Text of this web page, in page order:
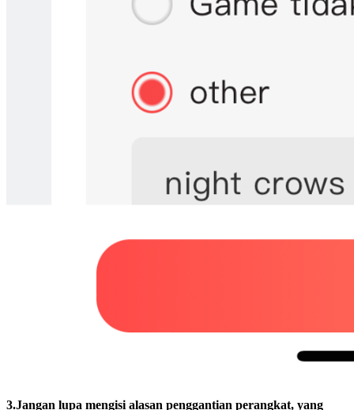
3.Jangan lupa mengisi alasan penggantian perangkat, yang